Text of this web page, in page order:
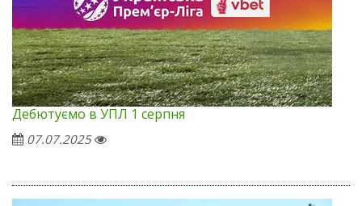
Дебютуємо в УПЛ 1 серпня
07.07.2025